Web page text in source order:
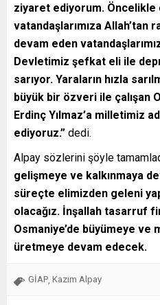
ziyaret ediyorum.
vatandaşlarımıza Allah’tan
devam eden
Devletimiz şefkat eli ile
sarıyor. Yaraların hızla
büyük bir özveri ile çalışan
Erdinç Yılmaz’a milletimiz
ediyoruz.” dedi.
Alpay sözlerini şöyle
gelişmeye ve kalkınmaya
süreçte elimizden geleni
olacağız. İnşallah tasarruf
Osmaniye’de büyümeye
üretmeye devam edecek.
GİAP Kazım Alpay